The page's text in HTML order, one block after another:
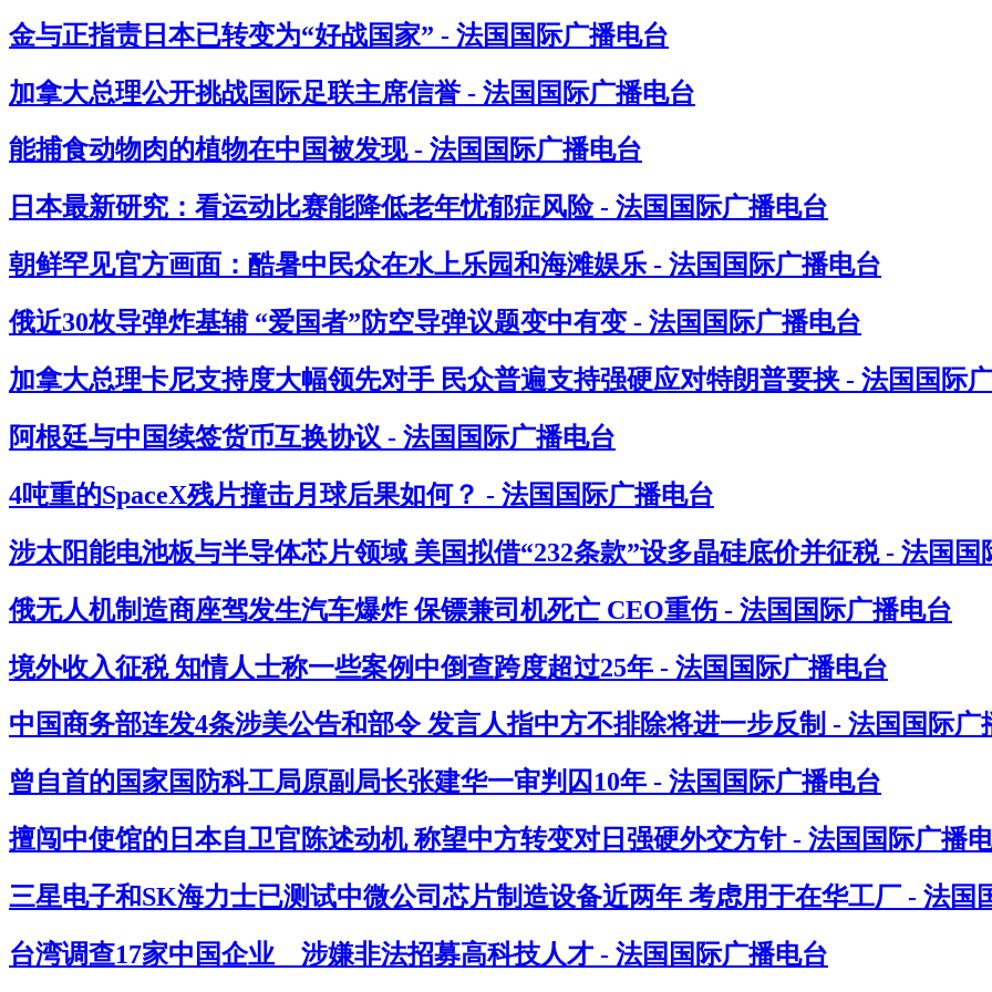
金与正指责日本已转变为“好战国家” - 法国国际广播电台
加拿大总理公开挑战国际足联主席信誉 - 法国国际广播电台
能捕食动物肉的植物在中国被发现 - 法国国际广播电台
日本最新研究：看运动比赛能降低老年忧郁症风险 - 法国国际广播电台
朝鲜罕见官方画面：酷暑中民众在水上乐园和海滩娱乐 - 法国国际广播电台
俄近30枚导弹炸基辅 “爱国者”防空导弹议题变中有变 - 法国国际广播电台
加拿大总理卡尼支持度大幅领先对手 民众普遍支持强硬应对特朗普要挟 - 法国国际
阿根廷与中国续签货币互换协议 - 法国国际广播电台
4吨重的SpaceX残片撞击月球后果如何？ - 法国国际广播电台
涉太阳能电池板与半导体芯片领域 美国拟借“232条款”设多晶硅底价并征税 - 法国国
俄无人机制造商座驾发生汽车爆炸 保镖兼司机死亡 CEO重伤 - 法国国际广播电台
境外收入征税 知情人士称一些案例中倒查跨度超过25年 - 法国国际广播电台
中国商务部连发4条涉美公告和部令 发言人指中方不排除将进一步反制 - 法国国际广
曾自首的国家国防科工局原副局长张建华一审判囚10年 - 法国国际广播电台
擅闯中使馆的日本自卫官陈述动机 称望中方转变对日强硬外交方针 - 法国国际广播
三星电子和SK海力士已测试中微公司芯片制造设备近两年 考虑用于在华工厂 - 法国
台湾调查17家中国企业 涉嫌非法招募高科技人才 - 法国国际广播电台